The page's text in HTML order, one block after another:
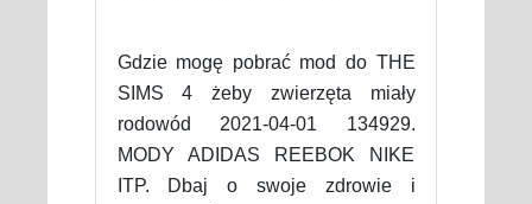
Gdzie mogę pobrać mod do THE
SIMS 4 żeby zwierzęta miały
rodowód 2021-04-01 134929.
MODY ADIDAS REEBOK NIKE
ITP. Dbaj o swoje zdrowie i